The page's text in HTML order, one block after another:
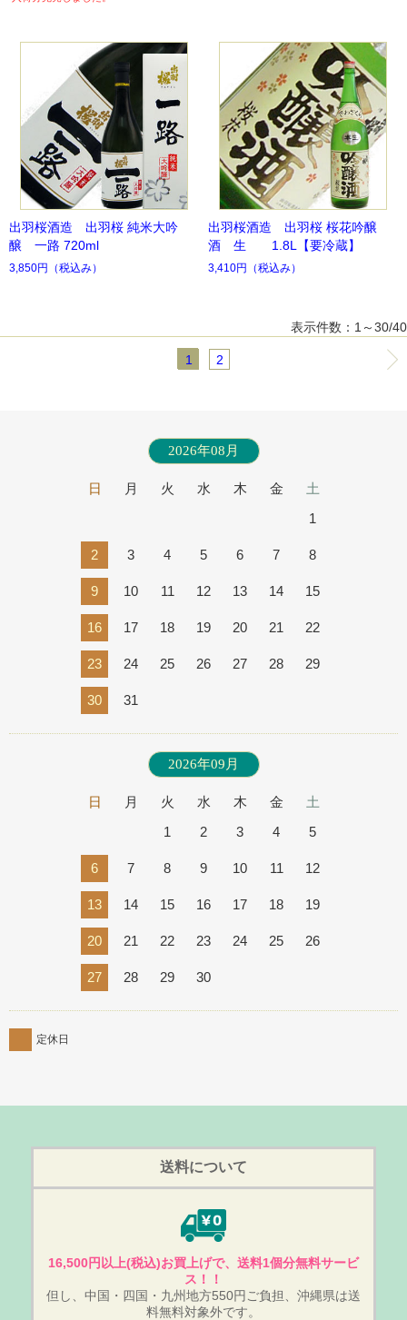
出羽桜酒造 出羽桜 純米大吟
醸 一路 720ml
3,850円 （税込み）
出羽桜酒造 出羽桜 桜花吟醸
酒 生 1.8L【要冷蔵】
3,410円 （税込み）
表示件数：1～30/40
1 2
2026年08月
日 月 火 水 木 金
土
1
2 3 4 5 6 7 8
9 10 11 12 13 14 15
16 17 18 19 20 21 22
23 24 25 26 27 28 29
30 31
2026年09月
日 月 火 水 木 金
土
1
2 3 4 5
6 7 8 9 10 11 12
13 14 15 16 17 18 19
20 21 22 23 24 25 26
27 28 29 30
定休日
送料について
16,500円以上(税込)お買上げで、送料1個分無料サービ
ス！！
但し、中国・四国・九州地方550円ご負担、沖縄県は送
料無料対象外です。